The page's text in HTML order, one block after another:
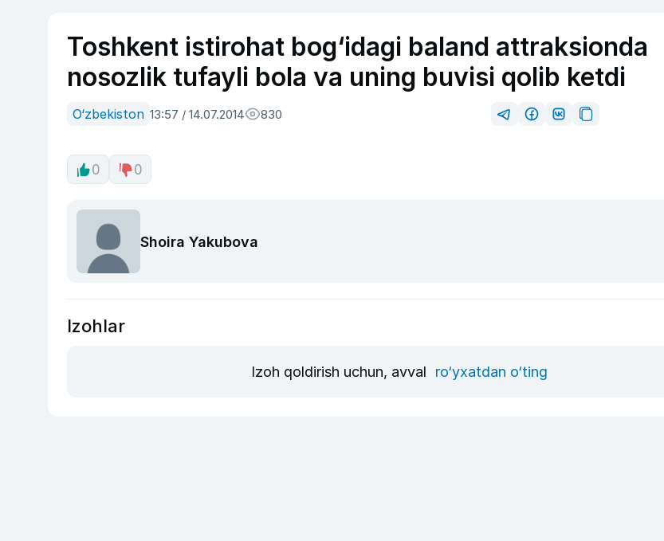
Toshkent istirohat bog‘idagi baland attraksionda
nosozlik tufayli bola va uning buvisi qolib ketdi
O‘zbekiston 13:57 / 14.07.2014 830
0 0
Shoira Yakubova
Izohlar
Izoh qoldirish uchun, avval ro‘yxatdan o‘ting